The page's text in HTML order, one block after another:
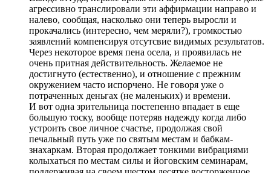
агрессивно транслировали эти аффирмации направо и
налево, сообщая, насколько они теперь выросли и
прокачались (интересно, чем меряли?), громкостью
заявлений компенсируя отсутсвие видимых результатов.
Через некоторое время пена осела, и проявилась не
очень притная действительность. Желаемое не
достигнуто (естественно), и отношение с прежним
окружением часто испорчено. Не говоря уже о
потраченных деньгах (не маленьких) и времени.
И вот одна зрительница постепенно впадает в еще
большую тоску, вообще потеряв надежду когда либо
устроить свое личное счастье, продолжая свой
печальный путь уже по святым местам и бабкам-
знахаркам. Вторая продолжает тонкими вибрациями
колыхаться по местам силы и йоговским семинарам,